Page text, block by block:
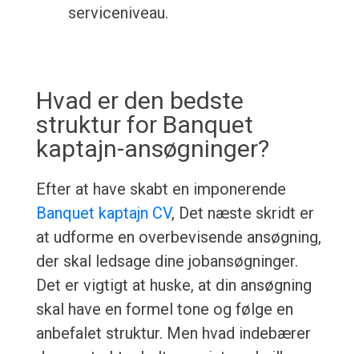
serviceniveau.
Hvad er den bedste
struktur for Banquet
kaptajn-ansøgninger?
Efter at have skabt en imponerende
Banquet kaptajn CV, Det næste skridt er
at udforme en overbevisende ansøgning,
der skal ledsage dine jobansøgninger.
Det er vigtigt at huske, at din ansøgning
skal have en formel tone og følge en
anbefalet struktur. Men hvad indebærer